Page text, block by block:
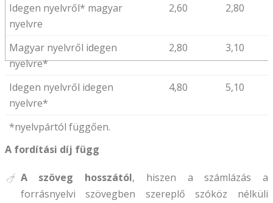
Idegen nyelvről* magyar
nyelvre
2,60 2,80
Magyar nyelvről idegen
nyelvre*
2,80 3,10
Idegen nyelvről idegen
nyelvre*
4,80 5,10
*nyelvpártól függően.
A fordítási díj függ
A szöveg hosszától, hiszen a számlázás a
forrásnyelvi szövegben szereplő szóköz nélküli